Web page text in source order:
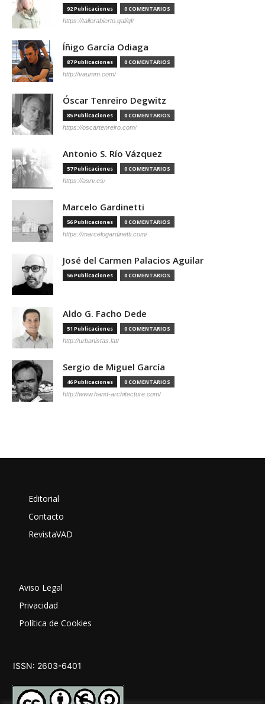
92 Publicaciones 0 COMENTARIOS
https://tallerabierto.gal/gl/
Íñigo García Odiaga
87 Publicaciones 0 COMENTARIOS
http://vaumm.com/
Óscar Tenreiro Degwitz
85 Publicaciones 0 COMENTARIOS
https://oscartenreiro.com/
Antonio S. Río Vázquez
57 Publicaciones 0 COMENTARIOS
https://asrv.es/
Marcelo Gardinetti
56 Publicaciones 0 COMENTARIOS
https://marcelogardinetti.com/
José del Carmen Palacios Aguilar
56 Publicaciones 0 COMENTARIOS
Aldo G. Facho Dede
51 Publicaciones 0 COMENTARIOS
http://urbanistas.lat/
Sergio de Miguel García
46 Publicaciones 0 COMENTARIOS
http://www.hand-architecture.com/
Editorial
Contacto
RevistaVAD
Aviso Legal
Privacidad
Política de Cookies
ISSN: 2603-6401